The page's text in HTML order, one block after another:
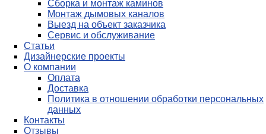
Сборка и монтаж каминов
Монтаж дымовых каналов
Выезд на объект заказчика
Сервис и обслуживание
Статьи
Дизайнерские проекты
О компании
Оплата
Доставка
Политика в отношении обработки персональных
данных
Контакты
Отзывы